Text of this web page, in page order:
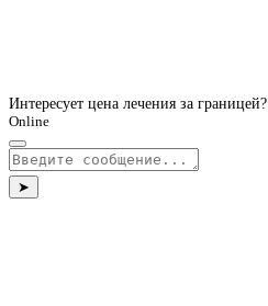
Интересует цена лечения за границей?
Online
➤